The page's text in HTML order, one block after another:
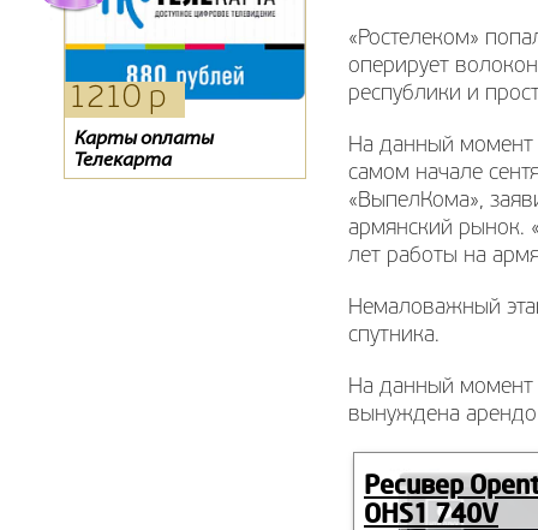
1210 р
Карты оплаты
Телекарта
6590 р
Evo 07
1980 р
Цифровой эфирный
ресивер SCAN T2-1840HD
«Ростелеком»
оперирует
республики и
На данный момент
самом начале
«ВыпелКома»,
армянский рынок.
лет работы на
Немаловажный
спутника.
На данный момент
вынуждена
Ресивер
OHS1 740V